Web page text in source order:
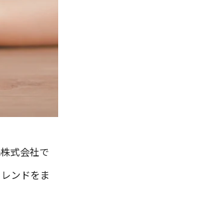
式会社で
ンドをま